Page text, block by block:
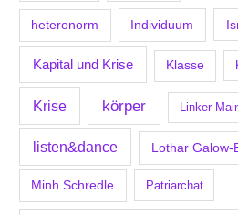
heteronorm Individuum
Kapital und Krise Klasse
Krise körper Linker
listen&dance Lothar Galow-
Minh Schredle Patriarchat